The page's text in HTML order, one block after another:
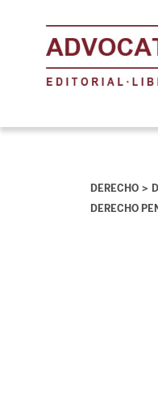
DERECHO
DERECHO